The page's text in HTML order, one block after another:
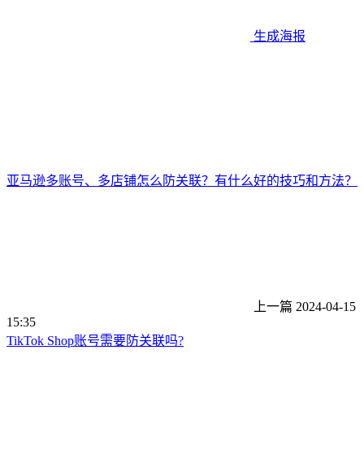
生成海报
​亚马逊多账号、多店铺怎么防关联？有什么好的技巧和方法？
上一篇 2024-04-15
15:35
TikTok Shop账号需要防关联吗?